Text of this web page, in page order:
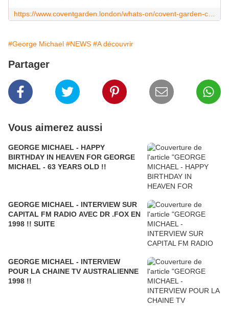
#George Michael #NEWS #A découvrir
Partager
Vous aimerez aussi
GEORGE MICHAEL - HAPPY
BIRTHDAY IN HEAVEN FOR GEORGE
MICHAEL - 63 YEARS OLD !!
GEORGE MICHAEL - INTERVIEW SUR
CAPITAL FM RADIO AVEC DR .FOX EN
1998 !! SUITE
GEORGE MICHAEL - INTERVIEW
POUR LA CHAINE TV AUSTRALIENNE
1998 !!